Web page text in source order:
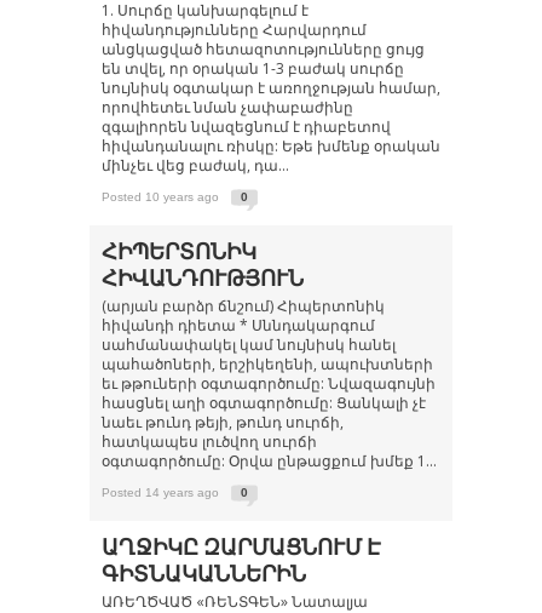
1. Սուրճը կանխարգելում է
հիվանդությունները Հարվարդում
անցկացված հետազոտությունները ցույց
են տվել, որ օրական 1-3 բաժակ սուրճը
նույնիսկ օգտակար է առողջության համար,
որովհետեւ նման չափաբաժինը
զգալիորեն նվազեցնում է դիաբետով
հիվանդանալու ռիսկը: Եթե խմենք օրական
մինչեւ վեց բաժակ, դա...
Posted 10 years ago 0
ՀԻՊԵՐՏՈՆԻԿ
ՀԻՎԱՆԴՈՒԹՅՈՒՆ
(արյան բարձր ճնշում) Հիպերտոնիկ
հիվանդի դիետա * Սննդակարգում
սահմանափակել կամ նույնիսկ հանել
պահածոների, երշիկեղենի, ապուխտների
եւ թթուների օգտագործումը: Նվազագույնի
հասցնել աղի օգտագործումը: Ցանկալի չէ
նաեւ թունդ թեյի, թունդ սուրճի,
հատկապես լուծվող սուրճի
օգտագործումը: Օրվա ընթացքում խմեք 1...
Posted 14 years ago 0
ԱՂՋԻԿԸ ԶԱՐՄԱՑՆՈՒՄ Է
ԳԻՏՆԱԿԱՆՆԵՐԻՆ
ԱՌԵՂԾՎԱԾ «ՌԵՆՏԳԵՆ» Նատալյա